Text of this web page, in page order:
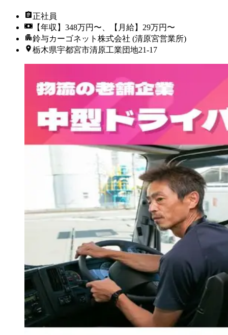
正社員
【年収】348万円〜、【月給】29万円〜
鈴与カーゴネット株式会社 (清原宮営業所)
栃木県宇都宮市清原工業団地21-17